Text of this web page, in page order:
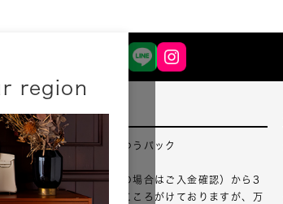
region
配送について
配送業者：佐川急便・ゆうパック
ご注文確認（銀行振込の場合はご入金確認）から3
営業日以内のご出荷をこころがけておりますが、万